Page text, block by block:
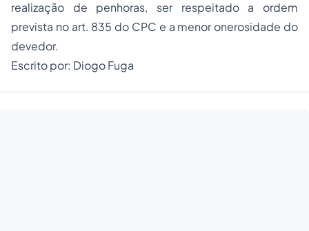
realização de penhoras, ser respeitado a ordem
prevista no art. 835 do CPC e a menor onerosidade do
devedor.
Escrito por: Diogo Fuga